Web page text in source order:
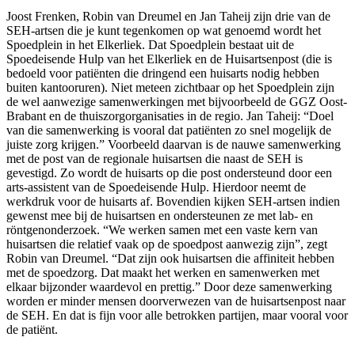
Joost Frenken, Robin van Dreumel en Jan Taheij zijn drie van de
SEH-artsen die je kunt tegenkomen op wat genoemd wordt het
Spoedplein in het Elkerliek. Dat Spoedplein bestaat uit de
Spoedeisende Hulp van het Elkerliek en de Huisartsenpost (die is
bedoeld voor patiënten die dringend een huisarts nodig hebben
buiten kantooruren). Niet meteen zichtbaar op het Spoedplein zijn
de wel aanwezige samenwerkingen met bijvoorbeeld de GGZ Oost-
Brabant en de thuiszorgorganisaties in de regio. Jan Taheij: “Doel
van die samenwerking is vooral dat patiënten zo snel mogelijk de
juiste zorg krijgen.” Voorbeeld daarvan is de nauwe samenwerking
met de post van de regionale huisartsen die naast de SEH is
gevestigd. Zo wordt de huisarts op die post ondersteund door een
arts-assistent van de Spoedeisende Hulp. Hierdoor neemt de
werkdruk voor de huisarts af. Bovendien kijken SEH-artsen indien
gewenst mee bij de huisartsen en ondersteunen ze met lab- en
röntgenonderzoek. “We werken samen met een vaste kern van
huisartsen die relatief vaak op de spoedpost aanwezig zijn”, zegt
Robin van Dreumel. “Dat zijn ook huisartsen die affiniteit hebben
met de spoedzorg. Dat maakt het werken en samenwerken met
elkaar bijzonder waardevol en prettig.” Door deze samenwerking
worden er minder mensen doorverwezen van de huisartsenpost naar
de SEH. En dat is fijn voor alle betrokken partijen, maar vooral voor
de patiënt.